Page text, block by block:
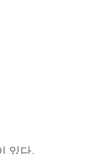
있다.